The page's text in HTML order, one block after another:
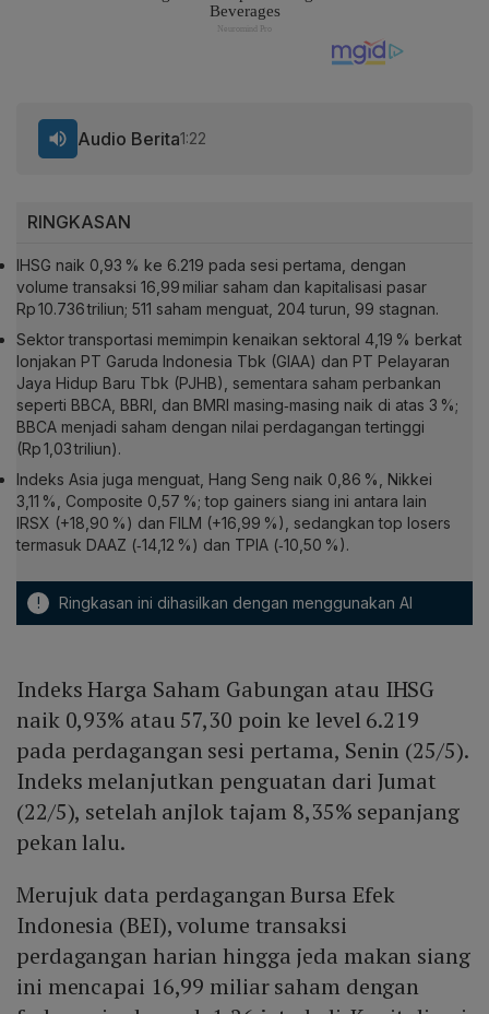
RINGKASAN
IHSG naik 0,93 % ke 6.219 pada sesi pertama, dengan
volume transaksi 16,99 miliar saham dan kapitalisasi pasar
Rp 10.736 triliun; 511 saham menguat, 204 turun, 99 stagnan.
Sektor transportasi memimpin kenaikan sektoral 4,19 % berkat
lonjakan PT Garuda Indonesia Tbk (GIAA) dan PT Pelayaran
Jaya Hidup Baru Tbk (PJHB), sementara saham perbankan
seperti BBCA, BBRI, dan BMRI masing‑masing naik di atas 3 %;
BBCA menjadi saham dengan nilai perdagangan tertinggi
(Rp 1,03 triliun).
Indeks Asia juga menguat, Hang Seng naik 0,86 %, Nikkei
3,11 %, Composite 0,57 %; top gainers siang ini antara lain
IRSX (+18,90 %) dan FILM (+16,99 %), sedangkan top losers
termasuk DAAZ (‑14,12 %) dan TPIA (‑10,50 %).
! Ringkasan ini dihasilkan dengan menggunakan AI
Audio Berita1:22
Indeks Harga Saham Gabungan atau IHSG
naik 0,93% atau 57,30 poin ke level 6.219
pada perdagangan sesi pertama, Senin (25/5).
Indeks melanjutkan penguatan dari Jumat
(22/5), setelah anjlok tajam 8,35% sepanjang
pekan lalu.
Merujuk data perdagangan Bursa Efek
Indonesia (BEI), volume transaksi
perdagangan harian hingga jeda makan siang
ini mencapai 16,99 miliar saham dengan